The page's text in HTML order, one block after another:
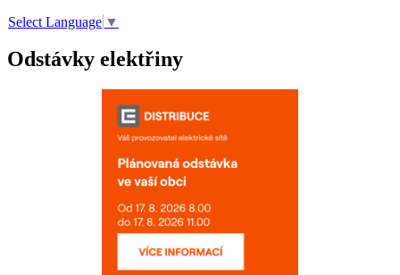
Select Language ▼
Odstávky elektřiny